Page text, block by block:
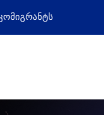
პროფესიული დღე